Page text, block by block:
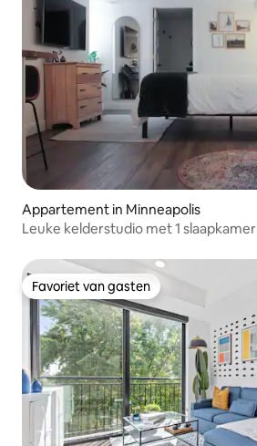
Appartement in Minneapolis
Leuke kelderstudio met 1 slaapkamer
Favoriet van gasten
Favoriet van gasten